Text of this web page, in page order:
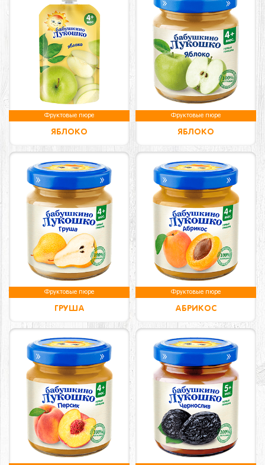
Фруктовые пюре
ЯБЛОКО
Фруктовые пюре
ЯБЛОКО
Фруктовые пюре
ГРУША
Фруктовые пюре
АБРИКОС